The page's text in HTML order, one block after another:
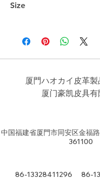
Size
厦門ハオカイ皮革
厦门豪凯皮具有
中国福建省厦門市同安区金福
361100
86-13328411296 86-